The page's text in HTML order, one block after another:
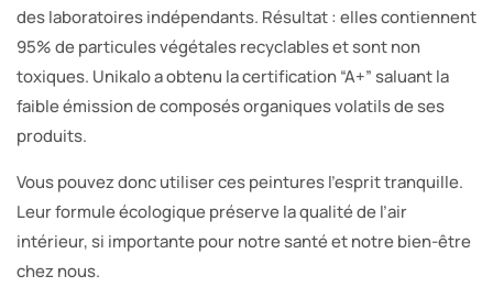
des laboratoires indépendants. Résultat : elles contiennent
95% de particules végétales recyclables et sont non
toxiques. Unikalo a obtenu la certification “A+” saluant la
faible émission de composés organiques volatils de ses
produits.
Vous pouvez donc utiliser ces peintures l’esprit tranquille.
Leur formule écologique préserve la qualité de l’air
intérieur, si importante pour notre santé et notre bien-être
chez nous.